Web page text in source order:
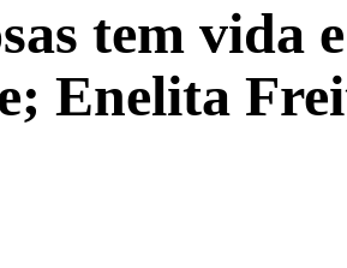
tem vida
Enelita